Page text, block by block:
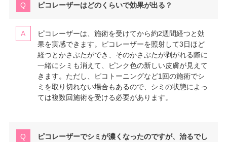
ピコレーザーはどのくらいで効果が出る？
ピコレーザーは、施術を受けてから約2週間経つと効
果を実感できます。ピコレーザーを照射して3日ほど
経つとかさぶたができ、そのかさぶたが剥がれる際に
一緒にシミも消えて、ピンク色の新しい皮膚が見えて
きます。ただし、ピコトーニングなど1回の施術でシ
ミを取り切れない場合もあるので、シミの状態によっ
ては複数回施術を受ける必要があります。
ピコレーザーでシミが濃くなったのですが、治るでし